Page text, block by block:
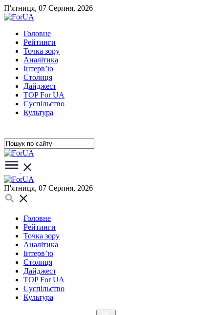
П'ятниця, 07 Серпня, 2026
Головне
Рейтинги
Точка зору
Аналітика
Інтерв’ю
Столиця
Дайджест
TOP For UA
Суспiльство
Культура
П'ятниця, 07 Серпня, 2026
Головне
Рейтинги
Точка зору
Аналітика
Інтерв’ю
Столиця
Дайджест
TOP For UA
Суспiльство
Культура